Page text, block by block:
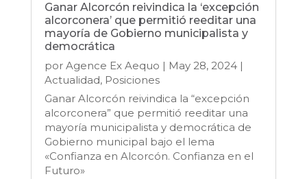
Ganar Alcorcón reivindica la ‘excepción
alcorconera’ que permitió reeditar una
mayoría de Gobierno municipalista y
democrática
por Agence Ex Aequo | May 28, 2024|
Actualidad, Posiciones
Ganar Alcorcón reivindica la “excepción
alcorconera” que permitió reeditar una
mayoría municipalista y democrática de
Gobierno municipal bajo el lema
«Confianza en Alcorcón. Confianza en el
Futuro»